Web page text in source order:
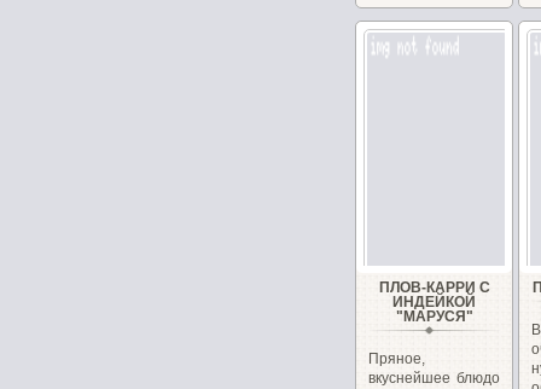
ПЛОВ-КАРРИ С
ИНДЕЙКОЙ
"МАРУСЯ"
Пряное,
вкуснейшее блюдо